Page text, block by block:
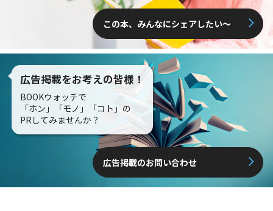
この本、みんなにシェアしたい〜
広告掲載をお考えの皆様！
BOOKウォッチで
「ホン」「モノ」「コト」の
PRしてみませんか？
広告掲載のお問い合わせ